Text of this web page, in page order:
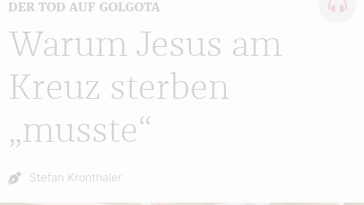
Warum Jesus am
Kreuz sterben
„musste“
DER TOD AUF GOLGOTA
Autor:
Stefan Kronthaler